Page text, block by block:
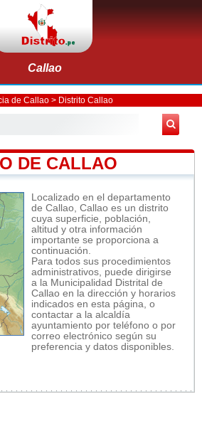
Callao
de Callao> Distrito Callao
DE CALLAO
Localizado en el departamento
de Callao, Callao es un distrito
cuya superficie, población,
altitud y otra información
importante se proporciona a
continuación.
Para todos sus procedimientos
administrativos, puede dirigirse
a la Municipalidad Distrital de
Callao en la dirección y horarios
indicados en esta página, o
contactar a la alcaldía
ayuntamiento por teléfono o por
correo electrónico según su
preferencia y datos disponibles.